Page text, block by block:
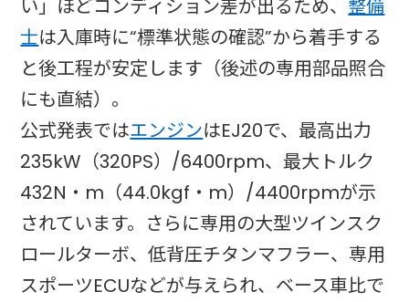
い」ほどコンディション差が出るため、 整備
士は入庫時に“標準状態の確認”から着手する
と後工程が安定します（後述の専用部品照合
にも直結）。
公式発表ではエンジンはEJ20で、最高出力
235kW（320PS）/6400rpm、最大トルク
432N・m（44.0kgf・m）/4400rpmが示
されています。さらに専用の大型ツインスク
ロールターボ、低背圧チタンマフラー、専用
スポーツECUなどが与えられ、ベース車比で